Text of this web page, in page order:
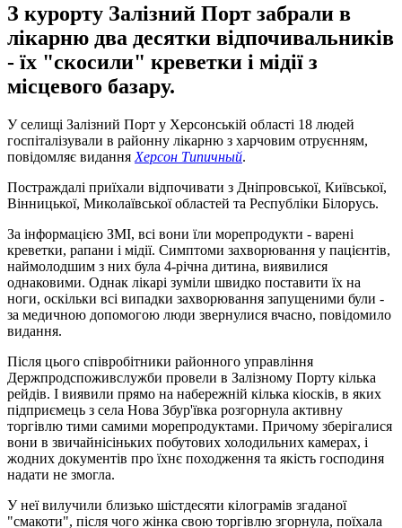
З курорту Залізний Порт забрали в
лікарню два десятки відпочивальників
- їх "скосили" креветки і мідії з
місцевого базару.
У селищі Залізний Порт у Херсонській області 18 людей
госпіталізували в районну лікарню з харчовим отруєнням,
повідомляє видання Херсон Типичный.
Постраждалі приїхали відпочивати з Дніпровської, Київської,
Вінницької, Миколаївської областей та Республіки Білорусь.
За інформацією ЗМІ, всі вони їли морепродукти - варені
креветки, рапани і мідії. Симптоми захворювання у пацієнтів,
наймолодшим з них була 4-річна дитина, виявилися
однаковими. Однак лікарі зуміли швидко поставити їх на
ноги, оскільки всі випадки захворювання запущеними були -
за медичною допомогою люди звернулися вчасно, повідомило
видання.
Після цього співробітники районного управління
Держпродспоживслужби провели в Залізному Порту кілька
рейдів. І виявили прямо на набережній кілька кіосків, в яких
підприємець з села Нова Збур'ївка розгорнула активну
торгівлю тими самими морепродуктами. Причому зберігалися
вони в звичайнісіньких побутових холодильних камерах, і
жодних документів про їхнє походження та якість господиня
надати не змогла.
У неї вилучили близько шістдесяти кілограмів згаданої
"смакоти", після чого жінка свою торгівлю згорнула, поїхала